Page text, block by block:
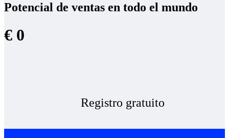
Potencial de ventas en todo el mundo
€ 0
Registro gratuito